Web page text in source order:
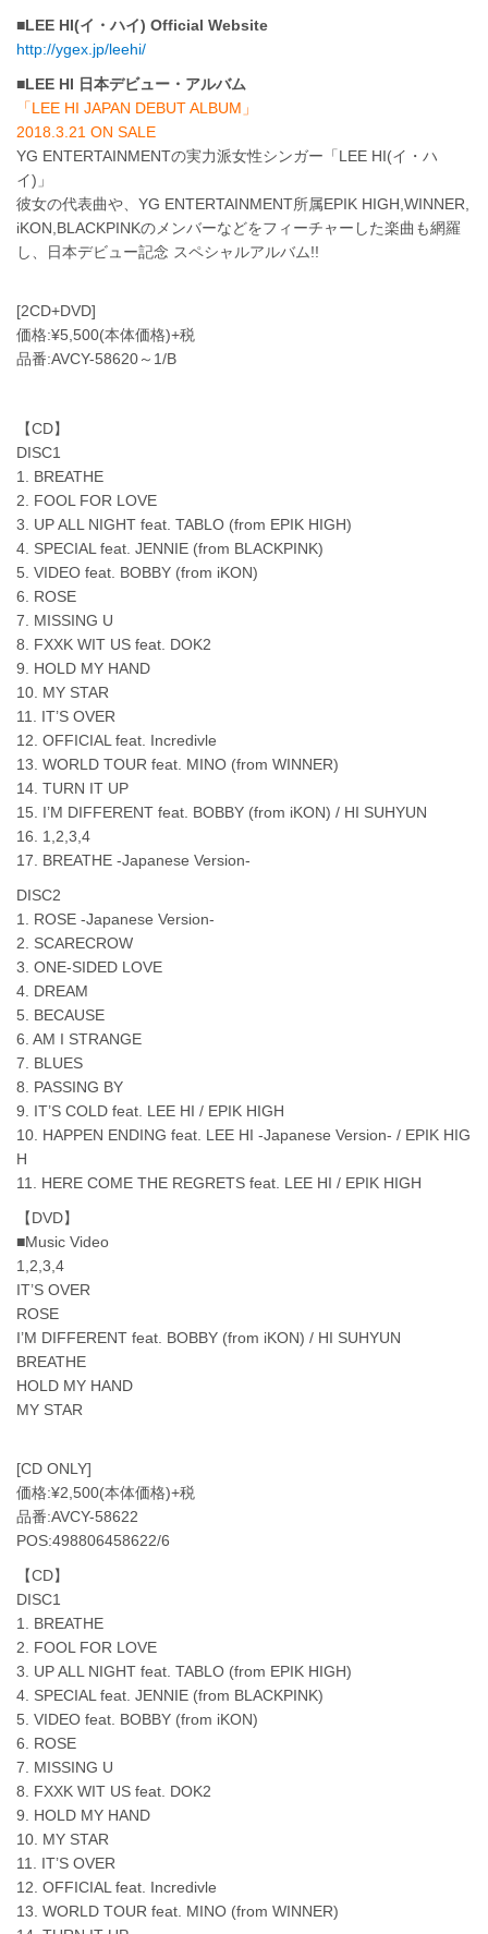
■LEE HI(イ・ハイ) Official Website
http://ygex.jp/leehi/
■LEE HI 日本デビュー・アルバム
「LEE HI JAPAN DEBUT ALBUM」
2018.3.21 ON SALE
YG ENTERTAINMENTの実力派女性シンガー「LEE HI(イ・ハ
イ)」
彼女の代表曲や、YG ENTERTAINMENT所属EPIK HIGH,WINNER,
iKON,BLACKPINKのメンバーなどをフィーチャーした楽曲も網羅
し、日本デビュー記念 スペシャルアルバム!!
[2CD+DVD]
価格:¥5,500(本体価格)+税
品番:AVCY-58620～1/B
【CD】
DISC1
1. BREATHE
2. FOOL FOR LOVE
3. UP ALL NIGHT feat. TABLO (from EPIK HIGH)
4. SPECIAL feat. JENNIE (from BLACKPINK)
5. VIDEO feat. BOBBY (from iKON)
6. ROSE
7. MISSING U
8. FXXK WIT US feat. DOK2
9. HOLD MY HAND
10. MY STAR
11. IT’S OVER
12. OFFICIAL feat. Incredivle
13. WORLD TOUR feat. MINO (from WINNER)
14. TURN IT UP
15. I’M DIFFERENT feat. BOBBY (from iKON) / HI SUHYUN
16. 1,2,3,4
17. BREATHE -Japanese Version-
DISC2
1. ROSE -Japanese Version-
2. SCARECROW
3. ONE-SIDED LOVE
4. DREAM
5. BECAUSE
6. AM I STRANGE
7. BLUES
8. PASSING BY
9. IT’S COLD feat. LEE HI / EPIK HIGH
10. HAPPEN ENDING feat. LEE HI -Japanese Version- / EPIK HIG
H
11. HERE COME THE REGRETS feat. LEE HI / EPIK HIGH
【DVD】
■Music Video
1,2,3,4
IT’S OVER
ROSE
I’M DIFFERENT feat. BOBBY (from iKON) / HI SUHYUN
BREATHE
HOLD MY HAND
MY STAR
[CD ONLY]
価格:¥2,500(本体価格)+税
品番:AVCY-58622
POS:498806458622/6
【CD】
DISC1
1. BREATHE
2. FOOL FOR LOVE
3. UP ALL NIGHT feat. TABLO (from EPIK HIGH)
4. SPECIAL feat. JENNIE (from BLACKPINK)
5. VIDEO feat. BOBBY (from iKON)
6. ROSE
7. MISSING U
8. FXXK WIT US feat. DOK2
9. HOLD MY HAND
10. MY STAR
11. IT’S OVER
12. OFFICIAL feat. Incredivle
13. WORLD TOUR feat. MINO (from WINNER)